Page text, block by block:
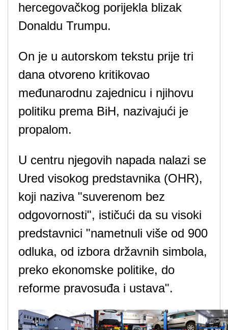
hercegovačkog porijekla blizak
Donaldu Trumpu.
On je u autorskom tekstu prije tri
dana otvoreno kritikovao
međunarodnu zajednicu i njihovu
politiku prema BiH, nazivajući je
propalom.
U centru njegovih napada nalazi se
Ured visokog predstavnika (OHR),
koji naziva "suverenom bez
odgovornosti", ističući da su visoki
predstavnici "nametnuli više od 900
odluka, od izbora državnih simbola,
preko ekonomske politike, do
reforme pravosuđa i ustava".